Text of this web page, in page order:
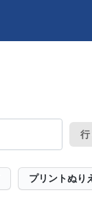
行
プリントぬり